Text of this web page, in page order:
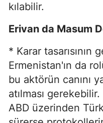
kılabilir.
Erivan da Masum
* Karar tasarısının
Ermenistan'ın da
bu aktörün canını
atılması
ABD üzerinden